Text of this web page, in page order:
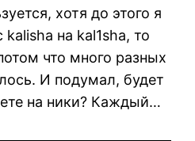
хотя до этого я
на kal1sha, то
что много разных
И подумал, будет
на ники? Каждый…